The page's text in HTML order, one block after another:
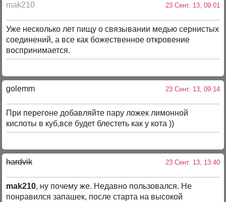
mak210 23 Сент. 13, 09:01
Уже несколько лет пищу о связывании медью сернистых
соединений, а все как божественное откровение
воспринимается.
golemm 23 Сент. 13, 09:14
При перегоне добавляйте пару ложек лимонной
кислоты в куб,все будет блестеть как у кота ))
hardvik 23 Сент. 13, 13:40
mak210, ну почему же. Недавно пользовался. Не
понравился запашек, после старта на высокой